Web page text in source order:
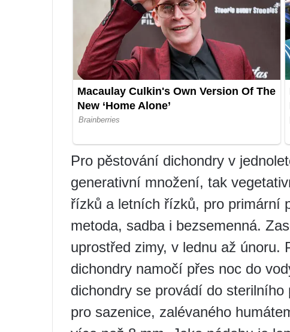
Pro pěstování dichondry v
generativní množení, tak
řízků a letních řízků, pro primární
metoda, sadba i bezsemenná.
uprostřed zimy, v lednu až únoru.
dichondry namočí přes noc do
dichondry se provádí do
pro sazenice, zalévaného